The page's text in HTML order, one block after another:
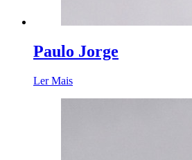
Paulo Jorge
Ler Mais